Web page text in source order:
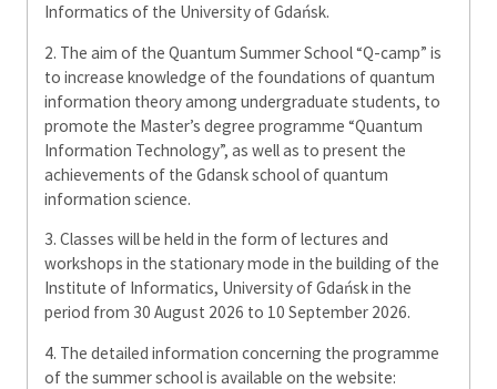
Informatics of the University of Gdańsk.
2. The aim of the Quantum Summer School “Q-camp” is
to increase knowledge of the foundations of quantum
information theory among undergraduate students, to
promote the Master’s degree programme “Quantum
Information Technology”, as well as to present the
achievements of the Gdansk school of quantum
information science.
3. Classes will be held in the form of lectures and
workshops in the stationary mode in the building of the
Institute of Informatics, University of Gdańsk in the
period from 30 August 2026 to 10 September 2026.
4. The detailed information concerning the programme
of the summer school is available on the website: